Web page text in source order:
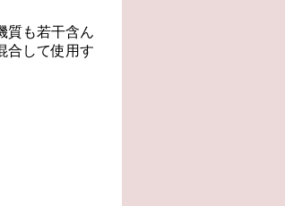
質も若干含ん
合して使用す